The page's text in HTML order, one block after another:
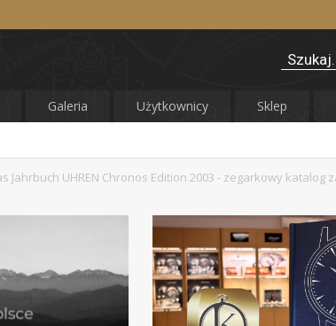
Galeria Użytkownicy Sklep